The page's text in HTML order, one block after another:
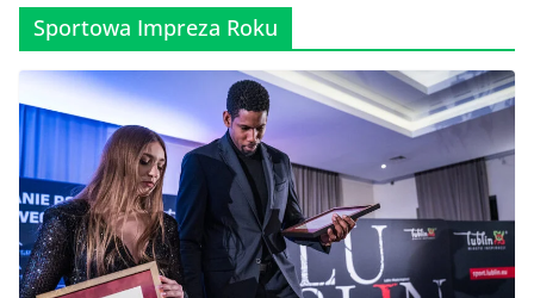
Sportowa Impreza Roku